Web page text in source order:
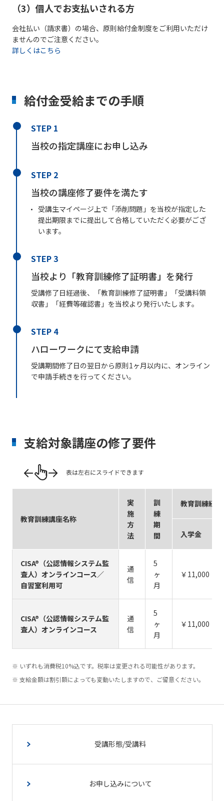
（3）個人でお支払いされる方
会社払い（請求書）の場合、原則給付金制度をご利用いただけ
ませんのでご注意ください。
詳しくはこちら
給付金受給までの手順
STEP 1
当校の指定講座にお申し込み
STEP 2
当校の講座修了要件を満たす
受講生マイページ上で「添削問題」を当校が指定した
提出期限までに提出して合格していただく必要がござ
います。
STEP 3
当校より「教育訓練修了証明書」を発行
受講修了日経過後、「教育訓練修了証明書」「受講料領
収書」「経費等確認書」を当校より発行いたします。
STEP 4
ハローワークにて支給申請
受講期間修了日の翌日から原則1ヶ月以内に、オンライン
で申請手続きを行ってください。
支給対象講座の修了要件
教育訓練講座名称
実
施
方
法
訓
練
期
間
教育訓練経費
入学金
CISA®（公認情報システム監
査人）オンラインコース／
自習室利用可
通
信
5
ヶ
月
￥11,000
CISA®（公認情報システム監
査人）オンラインコース
通
信
5
ヶ
月
￥11,000
いずれも消費税10%込です。税率は変更される可能性があります。
支給金額は割引額によっても変動いたしますので、ご留意ください。
受講形態/受講料
お申し込みについて